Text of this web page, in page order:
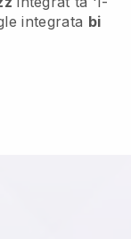
integrata bi